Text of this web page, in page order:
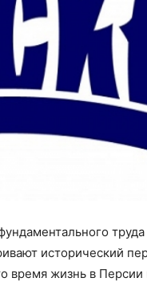
исторический
время жизнь в